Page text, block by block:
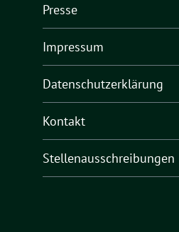
Presse
Impressum
Datenschutzerklärung
Kontakt
Stellenausschreibungen